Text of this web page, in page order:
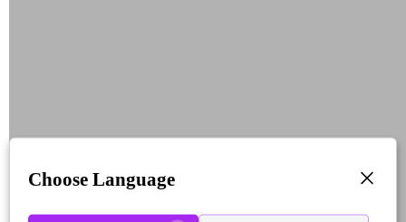
Choose Language